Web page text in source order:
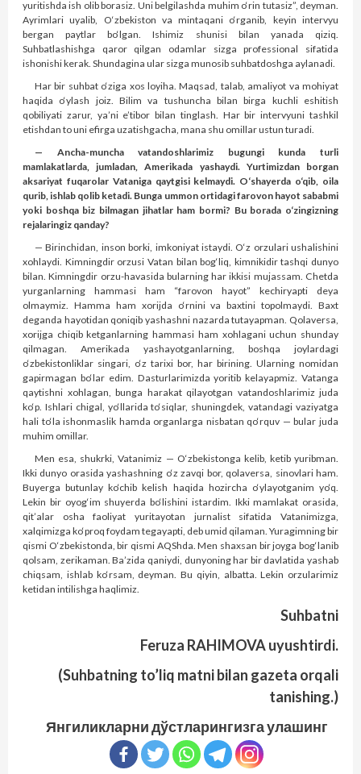
yuritishda ish olib borasiz. Uni belgilashda muhim o‘rin tutasiz”, deyman.
Ayrimlari uyalib, O‘zbekiston va mintaqani o‘rganib, keyin intervyu
bergan paytlar bo‘lgan. Ishimiz shunisi bilan yanada qiziq.
Suhbatlashishga qaror qilgan odamlar sizga professional sifatida
ishonishi kerak. Shundagina ular sizga munosib suhbatdoshga aylanadi.
Har bir suhbat o‘ziga xos loyiha. Maqsad, talab, amaliyot va mohiyat
haqida o‘ylash joiz. Bilim va tushuncha bilan birga kuchli eshitish
qobiliyati zarur, ya’ni e’tibor bilan ting­lash. Har bir intervyuni tashkil
etishdan to uni efirga uzatishgacha, mana shu omillar ustun turadi.
— Ancha-muncha vatandoshlarimiz bugungi kunda turli
mamlakatlarda, jumladan, Amerikada yashaydi. Yurtimizdan borgan
aksariyat fuqarolar Vataniga qaytgisi kelmaydi. O‘shayerda o‘qib, oila
qurib, ishlab qolib ketadi. Bunga ummon ortidagi farovon hayot sababmi
yoki boshqa biz bilmagan jihatlar ham bormi? Bu borada o‘zingizning
rejalaringiz qanday?
— Birinchidan, inson borki, imkoniyat istaydi. O‘z orzulari ushalishini
xohlaydi. Kimningdir orzusi Vatan bilan bog‘liq, kimnikidir tash­qi dunyo
bilan. Kimningdir orzu-havasida bularning har ikkisi mujassam. Chetda
yurganlarning hammasi ham “farovon hayot” kechir­yapti deya
olmaymiz. Hamma ham xorijda o‘rnini va baxtini topolmaydi. Baxt
deganda hayotidan qoniqib yashashni nazarda tutayapman. Qolaversa,
xorijga chiqib ketganlarning hammasi ham xohlagani uchun shunday
qilmagan. Amerikada yashayotganlarning, boshqa joylardagi
o‘zbekistonliklar singari, o‘z tarixi bor, har birining. Ularning nomidan
gapirmagan bo‘lar edim. Dasturlarimizda yoritib kelayapmiz. Vatanga
qaytishni xohlagan, bunga harakat qilayotgan vatandoshlarimiz juda
ko‘p. Ishlari chigal, yo‘llarida to‘siqlar, shuningdek, vatandagi vaziyatga
hali to‘la ishonmaslik hamda organlarga nisbatan qo‘rquv — bular juda
muhim omillar.
Men esa, shukrki, Vatanimiz — O‘zbekistonga kelib, ketib yuribman.
Ikki dunyo orasida yashashning o‘z zav­qi bor, qolaversa, sinovlari ham.
Buyerga butunlay ko‘chib kelish haqida hozircha o‘ylayotganim yo‘q.
Lekin bir oyog‘im shuyerda bo‘lishini istardim. Ikki mamlakat orasida,
qit’alar osha faoliyat yuritayotan jurnalist sifatida Vatanimizga,
xalqimizga ko‘proq foydam tegayapti, deb umid qilaman. Yuragimning bir
qismi O‘zbekistonda, bir qismi AQShda. Men shaxsan bir joyga bog‘lanib
qolsam, zerikaman. Ba’zida qaniydi, dunyoning har bir davlatida yashab
chiqsam, ishlab ko‘rsam, deyman. Bu qiyin, albatta. Lekin orzularimiz
ketidan intilishga haqlimiz.
Suhbatni
Feruza RAHIMOVAuyushtirdi.
(Suhbatning to’liq matni bilan gazeta orqali
tanishing.)
Янгиликларни дўстларингизга улашинг